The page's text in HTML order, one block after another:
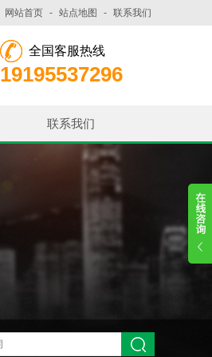
网站首页 - 站点地图 - 联系我们
全国客服热线
19195537296
联系我们